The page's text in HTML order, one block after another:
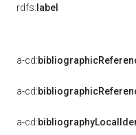
rdfs: label
a-cd:
a-cd:
a-cd: